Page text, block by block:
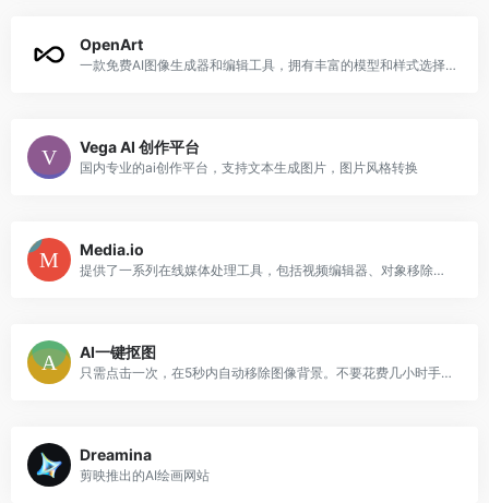
OpenArt
一款免费AI图像生成器和编辑工具，拥有丰富的模型和样式选择，适用于创建和修改艺术图像及视频
Vega AI 创作平台
国内专业的ai创作平台，支持文本生成图片，图片风格转换
Media.io
提供了一系列在线媒体处理工具，包括视频编辑器、对象移除器、噪音降低器等，利用人工智能技术提升图像、音频和视频的质量，并方便地进行创意编辑。
AI一键抠图
只需点击一次，在5秒内自动移除图像背景。不要花费几小时手动扣像素。立即上传您的照片，看看魔法效果
Dreamina
剪映推出的AI绘画网站